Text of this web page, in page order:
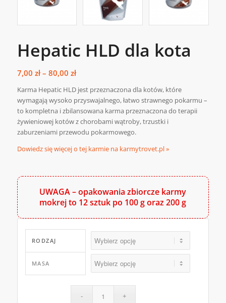
Hepatic HLD dla kota
7,00 zł – 80,00 złZakres
cen:
od
7,00 zł
do
80,00 zł
Karma Hepatic HLD jest przeznaczona dla kotów, które
wymagają wysoko przyswajalnego, łatwo strawnego pokarmu –
to kompletna i zbilansowana karma przeznaczona do terapii
żywieniowej kotów z chorobami wątroby, trzustki i
zaburzeniami przewodu pokarmowego.
Dowiedz się więcej o tej karmie na karmytrovet.pl »
UWAGA – opakowania zbiorcze karmy
mokrej to 12 sztuk po 100 g oraz 200 g
RODZAJ
MASA